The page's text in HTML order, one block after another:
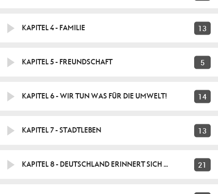
KAPITEL 4 - FAMILIE 13
KAPITEL 5 - FREUNDSCHAFT 5
KAPITEL 6 - WIR TUN WAS FÜR DIE UMWELT! 14
KAPITEL 7 - STADTLEBEN 13
KAPITEL 8 - DEUTSCHLAND ERINNERT SICH ... 21